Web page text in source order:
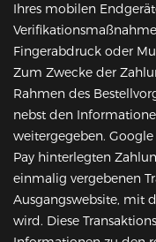
Ihres mobilen
Fingerabdruck oder
Zum Zwecke der
Rahmen des
nebst den
weitergegeben.
Pay hinterlegten
einmalig vergebenen
Ausgangswebsite, mit
wird. Diese